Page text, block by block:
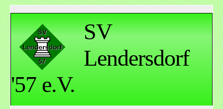
SV
Lendersdorf
'57 e.V.